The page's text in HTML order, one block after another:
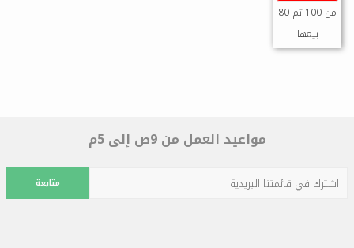
80 من 100 تم
بيعها
مواعيد العمل من 9ص إلى 5م
متابعة